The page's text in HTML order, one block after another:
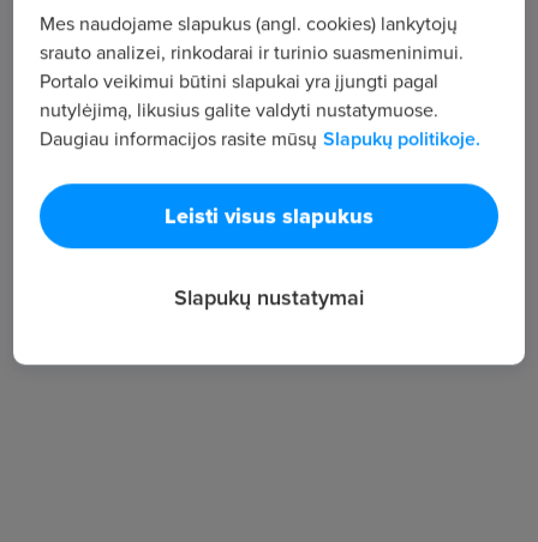
Žiūrėti visus skelbimus
Įmonės aprašymas
457
Darbuotojų sk.
Vid. atlyginimas
Mes naudojame slapukus (angl. cookies) lankytojų
srauto analizei, rinkodarai ir turinio suasmeninimui.
Portalo veikimui būtini slapukai yra įjungti pagal
nutylėjimą, likusius galite valdyti nustatymuose.
Daugiau informacijos rasite mūsų Slapukų politikoje.
Leisti visus slapukus
Slapukų nustatymai